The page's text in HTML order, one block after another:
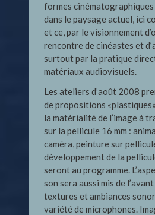
formes
dans le paysage actuel, ici
et ce, par le visionnement
rencontre de cinéastes et
surtout par la pratique
matériaux audiovisuels.
Les ateliers d’août 2008
de propositions
la matérialité de l’image à
sur la pellicule 16 mm :
caméra, peinture sur
développement de la
seront au programme.
son sera aussi mis de
textures et ambiances
variété de microphones.